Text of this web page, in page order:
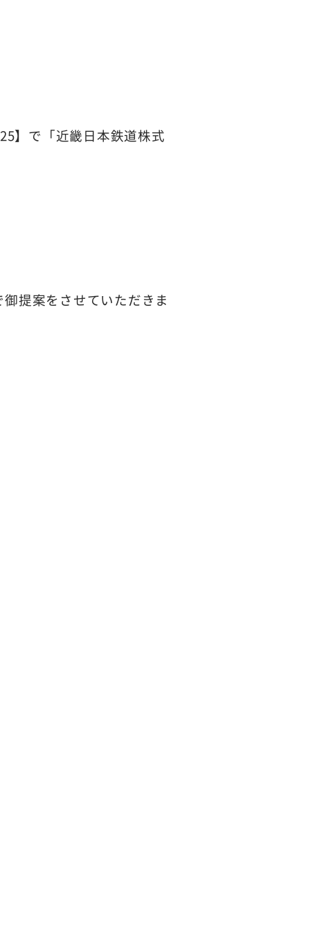
】で「近畿日本鉄道株式
提案をさせていただきま